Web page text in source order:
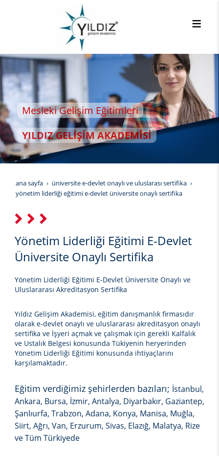
Mesleki Gelişim Eğitimleri
YILDIZ GELİŞİM AKADEMİSİ
ana sayfa
üniversite e-devlet onaylı ve uluslarası sertifika
yönetim liderliği eğitimi e-devlet üniversite onaylı sertifika
Yönetim Liderliği Eğitimi E-Devlet
Üniversite Onaylı Sertifika
Yönetim Liderliği Eğitimi E-Devlet Üniversite Onaylı ve
Uluslararası Akreditasyon Sertifika
Yıldız Gelişim Akademisi, eğitim danışmanlık firmasıdır
olarak e-devlet onaylı ve uluslararası akreditasyon onaylı
sertifika ve İşyeri açmak ve çalışmak için gerekli Kalfalık
ve Ustalık Belgesi konusunda Tükiyenin heryerinden
Yönetim Liderliği Eğitimi konusunda ihtiyaçlarını
karşılamaktadır.
Eğitim verdiğimiz şehirlerden bazıları; İstanbul,
Ankara, Bursa, İzmir, Antalya, Diyarbakır, Gaziantep,
Şanlıurfa, Trabzon, Adana, Konya, Manisa, Muğla,
Siirt, Ağrı, Van, Erzurum, Sivas, Elazığ, Malatya, Rize
ve Tüm Türkiyede